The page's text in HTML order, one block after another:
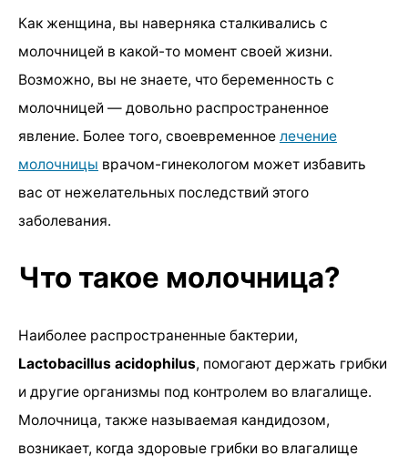
Как женщина, вы наверняка сталкивались с
молочницей в какой-то момент своей жизни.
Возможно, вы не знаете, что беременность с
молочницей — довольно распространенное
явление. Более того, своевременное лечение
молочницы врачом-гинекологом может избавить
вас от нежелательных последствий этого
заболевания.
Что такое молочница?
Наиболее распространенные бактерии,
Lactobacillus acidophilus, помогают держать грибки
и другие организмы под контролем во влагалище.
Молочница, также называемая кандидозом,
возникает, когда здоровые грибки во влагалище